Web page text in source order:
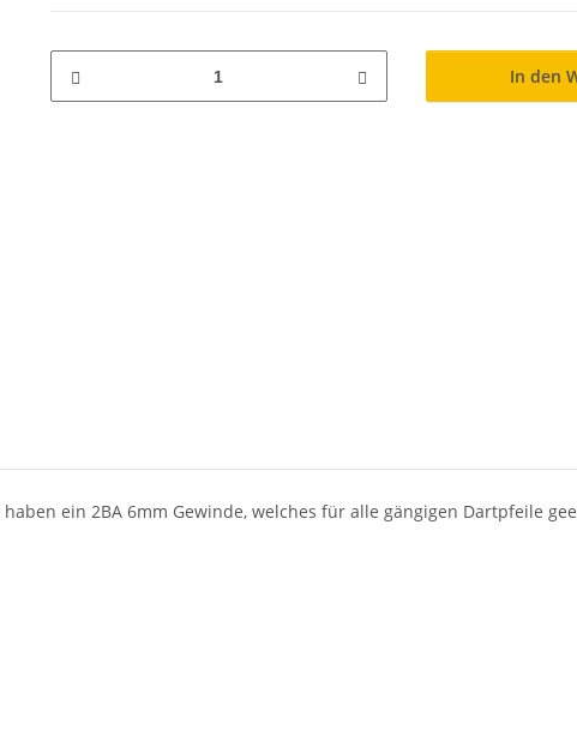
In den
ein 2BA 6mm Gewinde, welches für alle gängigen Dartpfeile